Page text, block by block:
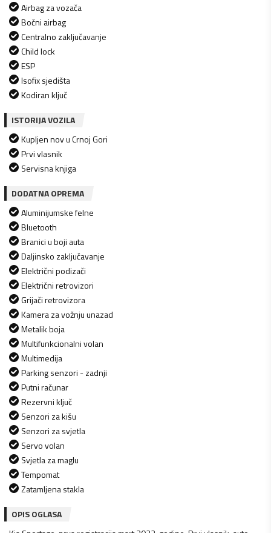
Airbag za vozača
Bočni airbag
Centralno zaključavanje
Child lock
ESP
Isofix sjedišta
Kodiran ključ
ISTORIJA VOZILA
Kupljen nov u Crnoj Gori
Prvi vlasnik
Servisna knjiga
DODATNA OPREMA
Aluminijumske felne
Bluetooth
Branici u boji auta
Daljinsko zaključavanje
Električni podizači
Električni retrovizori
Grijači retrovizora
Kamera za vožnju unazad
Metalik boja
Multifunkcionalni volan
Multimedija
Parking senzori - zadnji
Putni računar
Rezervni ključ
Senzori za kišu
Senzori za svjetla
Servo volan
Svjetla za maglu
Tempomat
Zatamljena stakla
OPIS OGLASA